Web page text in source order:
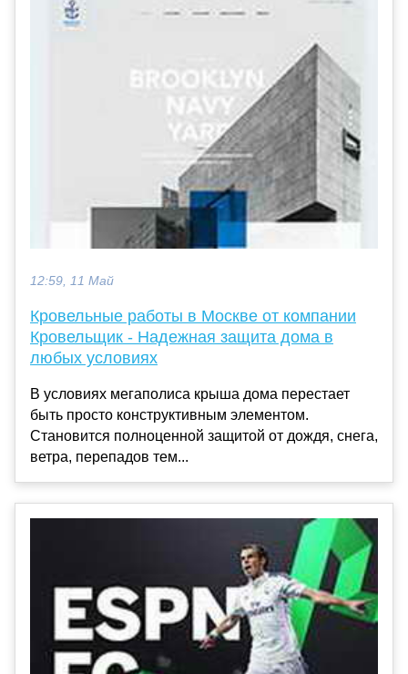
12:59, 11 Май
Кровельные работы в Москве от компании
Кровельщик - Надежная защита дома в
любых условиях
В условиях мегаполиса крыша дома перестает
быть просто конструктивным элементом.
Становится полноценной защитой от дождя, снега,
ветра, перепадов тем...